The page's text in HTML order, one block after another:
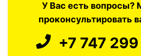
У Вас есть вопросы?
проконсультировать
+7 747